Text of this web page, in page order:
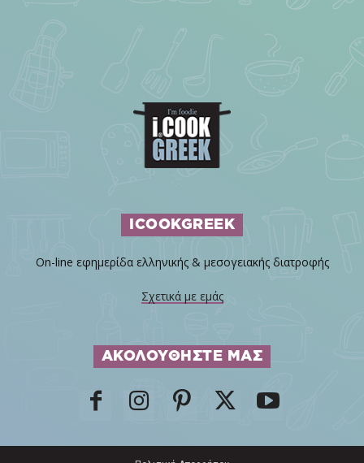
ICOOKGREEK
On-line εφημερίδα ελληνικής & μεσογειακής διατροφής
Σχετικά με εμάς
ΑΚΟΛΟΥΘΗΣΤΕ ΜΑΣ